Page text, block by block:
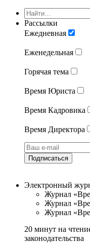
Рассылки
Ежедневная
Еженедельная
Горячая тема
Время Юриста
Время Кадровика
Время Директора
Подписаться
Электронный
Журнал
Журнал
Журнал
20 минут на
законодательства